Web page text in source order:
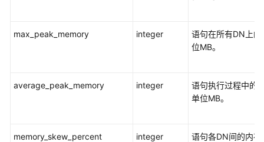
差
数
全
max_peak_memory integer
语句在所有DN上
位MB。
average_peak_memory integer
语句执行过程中的
单位MB。
memory_skew_percent integer 语句各DN间的内